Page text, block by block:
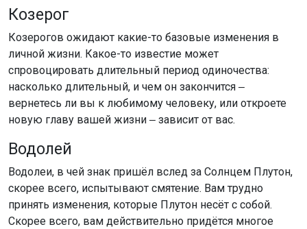
Козерог
Козерогов ожидают какие-то базовые изменения в
личной жизни. Какое-то известие может
спровоцировать длительный период одиночества:
насколько длительный, и чем он закончится ‒
вернетесь ли вы к любимому человеку, или откроете
новую главу вашей жизни ‒ зависит от вас.
Водолей
Водолеи, в чей знак пришёл вслед за Солнцем Плутон,
скорее всего, испытывают смятение. Вам трудно
принять изменения, которые Плутон несёт с собой.
Скорее всего, вам действительно придётся многое